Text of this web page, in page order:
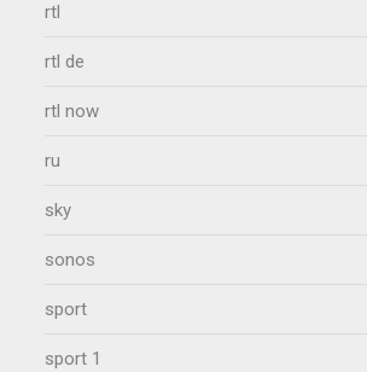
rtl
rtl de
rtl now
ru
sky
sonos
sport
sport 1